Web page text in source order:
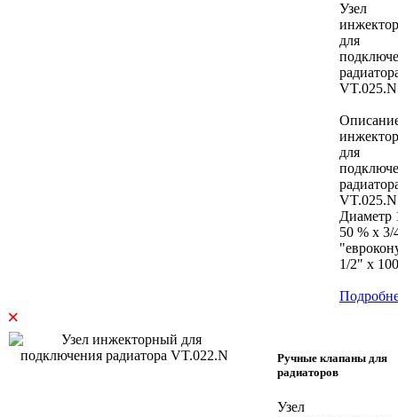
Узел
для
VT.025.N
для
VT.025.N
Диаметр
50 % х 3/
1/2" х
×
Ручные клапаны для
радиаторов
Узел